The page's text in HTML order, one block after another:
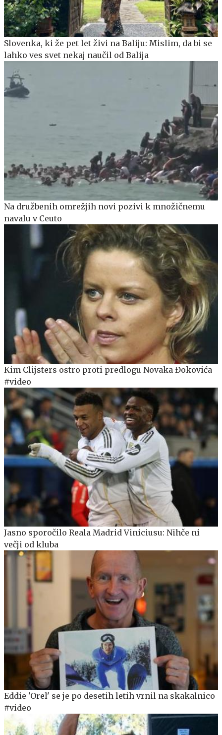
Slovenka, ki že pet let živi na Baliju: Mislim, da bi se
lahko ves svet nekaj naučil od Balija
Na družbenih omrežjih novi pozivi k množičnemu
navalu v Ceuto
Kim Clijsters ostro proti predlogu Novaka Đokovića
#video
Jasno sporočilo Reala Madrid Viniciusu: Nihče ni
večji od kluba
Eddie 'Orel' se je po desetih letih vrnil na skakalnico
#video